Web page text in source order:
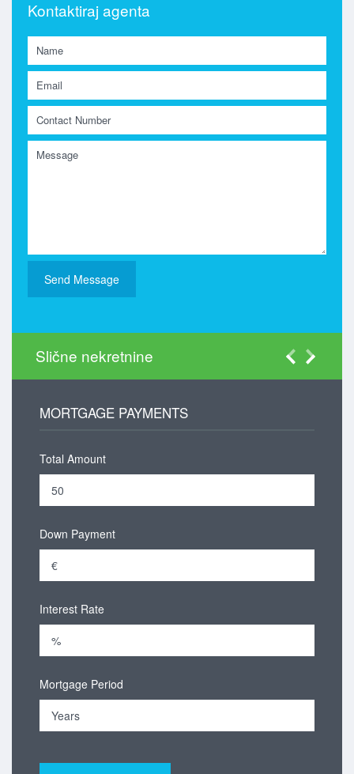
Kontaktiraj agenta
Slične nekretnine
MORTGAGE PAYMENTS
Total Amount
Down Payment
Interest Rate
Mortgage Period